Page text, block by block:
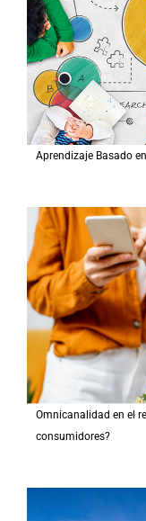
Aprendizaje Basado
Omnicanalidad en el
consumidores?